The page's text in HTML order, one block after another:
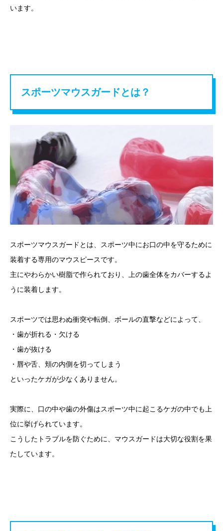
います。
スポーツマウスガードとは？
スポーツマウスガードとは、スポーツ中にお口の中を守るために
装着する専用のマウスピースです。
主にやわらかい樹脂で作られており、上の歯全体をカバーするよ
うに装着します。
スポーツでは思わぬ衝突や転倒、ボールの直撃などによって、
・歯が折れる・欠ける
・歯が抜ける
・唇や舌、頬の内側を切ってしまう
といったケガが少なくありません。
実際に、口の中や歯の外傷はスポーツ中に起こるケガの中でも上
位に挙げられています。
こうしたトラブルを防ぐために、マウスガードは大切な役割を果
たしています。